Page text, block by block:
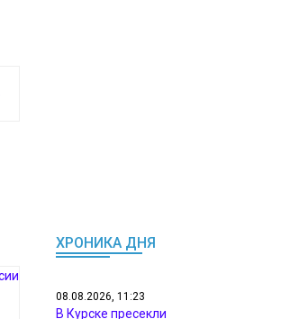
ХРОНИКА ДНЯ
08.08.2026, 11:23
В Курске пресекли